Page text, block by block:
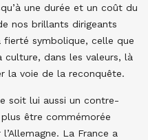
une durée et un coût du
nos brillants dirigeants
symbolique, celle que
culture, dans les valeurs, là
la voie de la reconquête.
soit lui aussi un contre-
être commémorée
La France a